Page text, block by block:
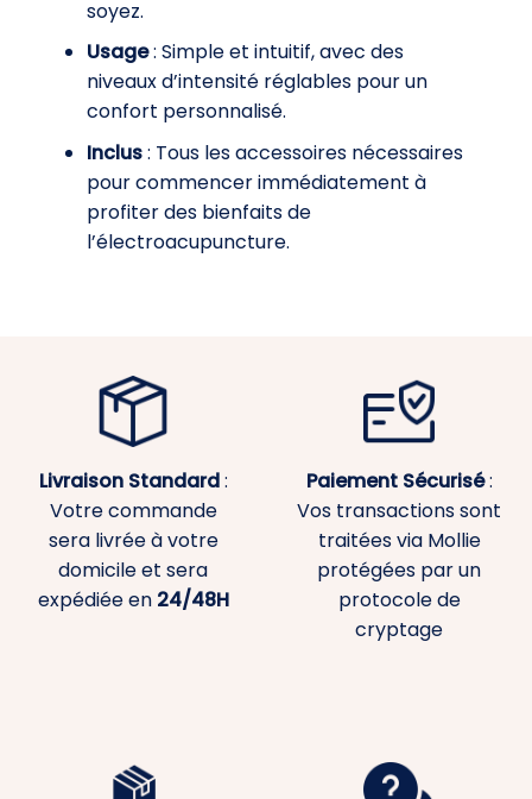
soyez.
Usage: Simple et intuitif, avec des
niveaux d’intensité réglables pour un
confort personnalisé.
Inclus: Tous les accessoires nécessaires
pour commencer immédiatement à
profiter des bienfaits de
l’électroacupuncture.
Livraison Standard:
Votre commande
sera livrée à votre
domicile et sera
expédiée en 24/48H
Paiement Sécurisé:
Vos transactions sont
traitées via Mollie
protégées par un
protocole de
cryptage